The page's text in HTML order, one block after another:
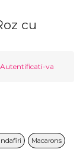
cu
Autentificati-va
Macarons